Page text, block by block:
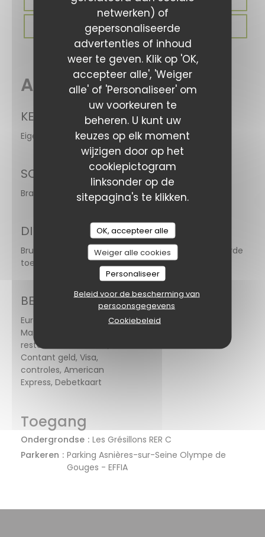
netwerken) of
gepersonaliseerde
advertenties of inhoud
weer te geven. Klik op 'OK,
accepteer alle', 'Weiger
alle' of 'Personaliseer' om
uw voorkeuren te
beheren. U kunt uw
keuzes op elk moment
wijzigen door op het
cookiepictogram
linksonder op de
sitepagina's te klikken.
OK, accepteer alle
Weiger alle cookies
Personaliseer
Beleid voor de bescherming van
persoonsgegevens
Cookiebeleid
PRIVATISERING
Algemene informatie
KEUKEN
Eigengemaakt, vers product, Traditionele keuken
SOORT BEDRIJF
Brasserie
DIENSTEN
Brunch, Afterwork, Happy Hour-cocktail, Geblokkeerde
toegang, Private Hire, Terras
BETAALMETHODEN
Eurocard /
Mastercard,
restaurant van Titres,
Contant geld, Visa,
controles, American
Express, Debetkaart
Toegang
Ondergrondse
Les Grésillons RER C
Parkeren
Parking Asnières-sur-Seine Olympe de
Gouges - EFFIA